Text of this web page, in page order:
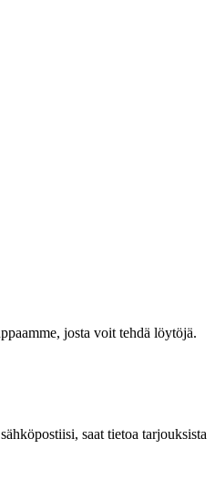
josta voit tehdä löytöjä.
saat tietoa tarjouksista